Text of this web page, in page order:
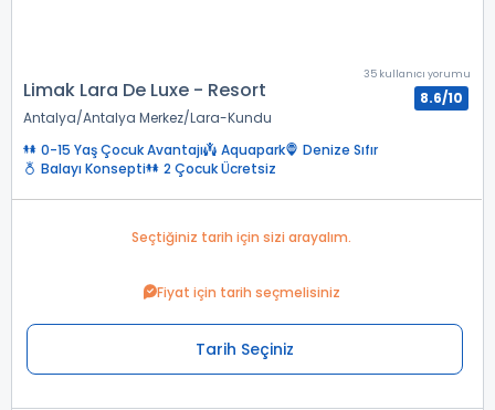
Limak Lara De Luxe - Resort
Antalya Antalya Merkez Lara-Kundu
35 kullanıcı yorumu
8.6/10
0-15 Yaş Çocuk Avantajı Aquapark
Denize Sıfır
Balayı Konsepti
2 Çocuk Ücretsiz
Seçtiğiniz tarih için sizi arayalım.
Fiyat için tarih seçmelisiniz
Tarih Seçiniz